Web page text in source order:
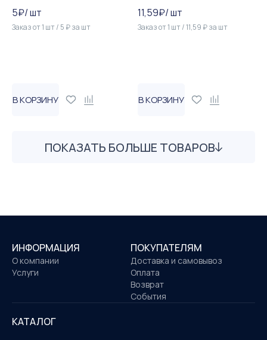
5₽/шт
Заказ от1 шт/ 5 ₽за шт
В КОРЗИНУ
11,59₽/шт
Заказ от1 шт/11,59 ₽за шт
В КОРЗИНУ
ПОКАЗАТЬ БОЛЬШЕ ТОВАРОВ
ИНФОРМАЦИЯ
О компании
Услуги
ПОКУПАТЕЛЯМ
Доставка и самовывоз
Оплата
Возврат
События
КАТАЛОГ